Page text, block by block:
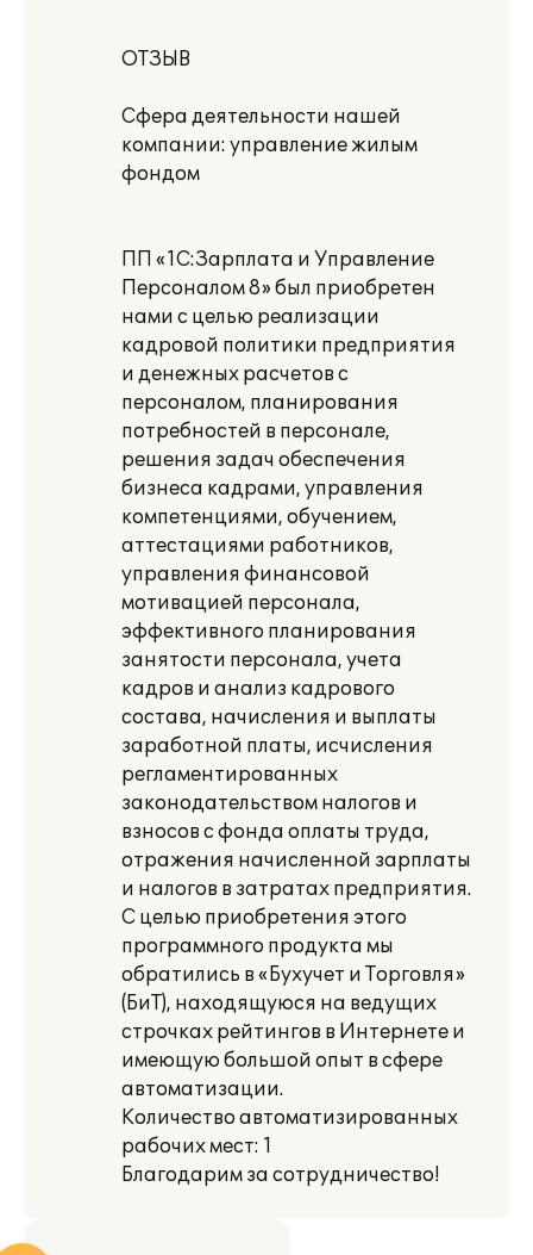
ОТЗЫВ
Сфера деятельности нашей
компании: управление жилым
фондом
ПП «1С:Зарплата и Управление
Персоналом 8» был приобретен
нами с целью реализации
кадровой политики предприятия
и денежных расчетов с
персоналом, планирования
потребностей в персонале,
решения задач обеспечения
бизнеса кадрами, управления
компетенциями, обучением,
аттестациями работников,
управления финансовой
мотивацией персонала,
эффективного планирования
занятости персонала, учета
кадров и анализ кадрового
состава, начисления и выплаты
заработной платы, исчисления
регламентированных
законодательством налогов и
взносов с фонда оплаты труда,
отражения начисленной зарплаты
и налогов в затратах предприятия.
С целью приобретения этого
программного продукта мы
обратились в «Бухучет и Торговля»
(БиТ), находящуюся на ведущих
строчках рейтингов в Интернете и
имеющую большой опыт в сфере
автоматизации.
Количество автоматизированных
рабочих мест: 1
Благодарим за сотрудничество!